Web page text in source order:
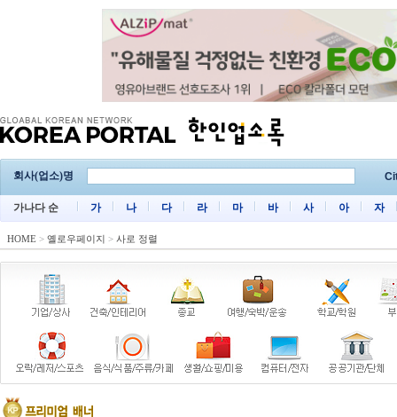
회사(업소)명
가나다 순 가 나 다 라 마 바 사 아 자
HOME > 옐로우페이지 > 사로 정렬